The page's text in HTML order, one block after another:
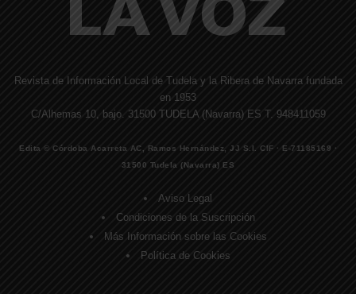
Revista de Información Local de Tudela y la Ribera de Navarra fundada
en 1953
C/Alhemas 10, bajo. 31500 TUDELA (Navarra) ES T. 948411059
Edita © Córdoba Acarreta AC, Ramos Hernández, JJ S.I. CIF · E-71185169 ·
31500 Tudela (Navarra) ES
Aviso Legal
Condiciones de la Suscripción
Más Información sobre las Cookies
Política de Cookies